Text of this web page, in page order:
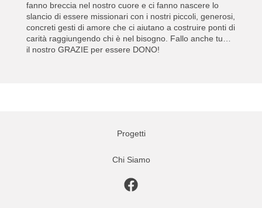
fanno breccia nel nostro cuore e ci fanno nascere lo
slancio di essere missionari con i nostri piccoli, generosi,
concreti gesti di amore che ci aiutano a costruire ponti di
carità raggiungendo chi è nel bisogno. Fallo anche tu…
il nostro GRAZIE per essere DONO!
Progetti
Chi Siamo